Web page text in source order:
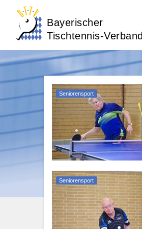
Bayerischer
Tischtennis-Verband
Seniorensport
Seniorensport